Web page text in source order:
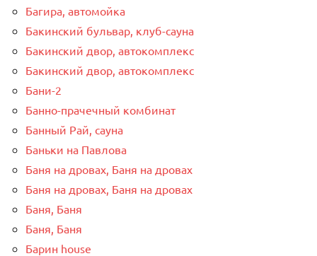
Багира, автомойка
Бакинский бульвар, клуб-сауна
Бакинский двор, автокомплекс
Бакинский двор, автокомплекс
Бани-2
Банно-прачечный комбинат
Банный Рай, сауна
Баньки на Павлова
Баня на дровах, Баня на дровах
Баня на дровах, Баня на дровах
Баня, Баня
Баня, Баня
Барин house